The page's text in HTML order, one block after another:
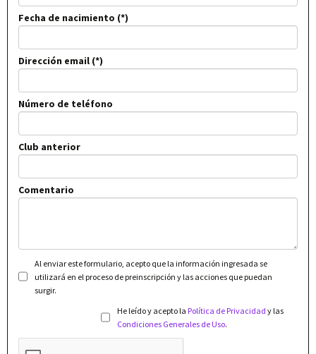
Fecha de nacimiento
Dirección email
Número de teléfono
Club anterior
Comentario
Al enviar este formulario, acepto que la información ingresada se
utilizará en el proceso de preinscripción y las acciones que puedan
surgir.
He leído y acepto la Política de Privacidad y las
Condiciones Generales de Uso.